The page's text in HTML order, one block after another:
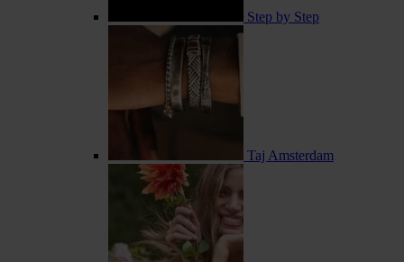
Step by Step
Taj Amsterdam